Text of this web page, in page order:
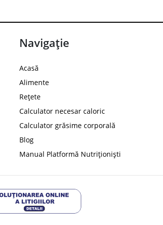
Navigație
Acasă
Alimente
Rețete
Calculator necesar caloric
Calculator grăsime corporală
Blog
Manual Platformă Nutriționiști